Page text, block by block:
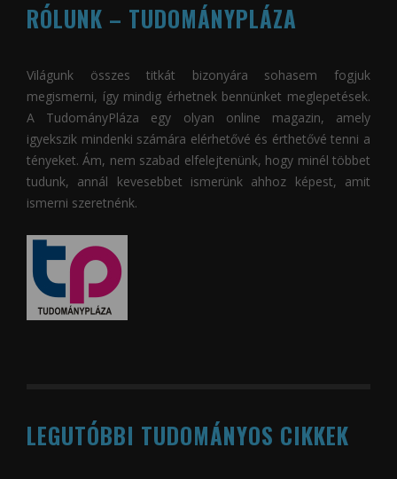
RÓLUNK – TUDOMÁNYPLÁZA
Világunk összes titkát bizonyára sohasem fogjuk
megismerni, így mindig érhetnek bennünket meglepetések.
A TudományPláza egy olyan online magazin, amely
igyekszik mindenki számára elérhetővé és érthetővé tenni a
tényeket. Ám, nem szabad elfelejtenünk, hogy minél többet
tudunk, annál kevesebbet ismerünk ahhoz képest, amit
ismerni szeretnénk.
LEGUTÓBBI TUDOMÁNYOS CIKKEK